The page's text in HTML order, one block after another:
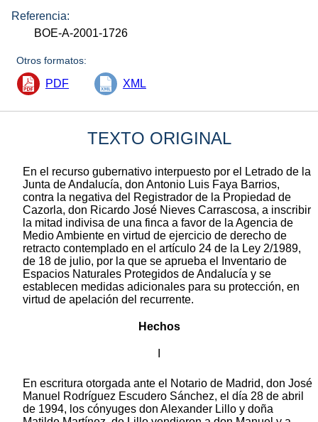
Referencia:
BOE-A-2001-1726
Otros formatos:
PDF XML
TEXTO ORIGINAL
En el recurso gubernativo interpuesto por el Letrado de la
Junta de Andalucía, don Antonio Luis Faya Barrios,
contra la negativa del Registrador de la Propiedad de
Cazorla, don Ricardo José Nieves Carrascosa, a inscribir
la mitad indivisa de una finca a favor de la Agencia de
Medio Ambiente en virtud de ejercicio de derecho de
retracto contemplado en el artículo 24 de la Ley 2/1989,
de 18 de julio, por la que se aprueba el Inventario de
Espacios Naturales Protegidos de Andalucía y se
establecen medidas adicionales para su protección, en
virtud de apelación del recurrente.
Hechos
En escritura otorgada ante el Notario de Madrid, don José
Manuel Rodríguez Escudero Sánchez, el día 28 de abril
de 1994, los cónyuges don Alexander Lillo y doña